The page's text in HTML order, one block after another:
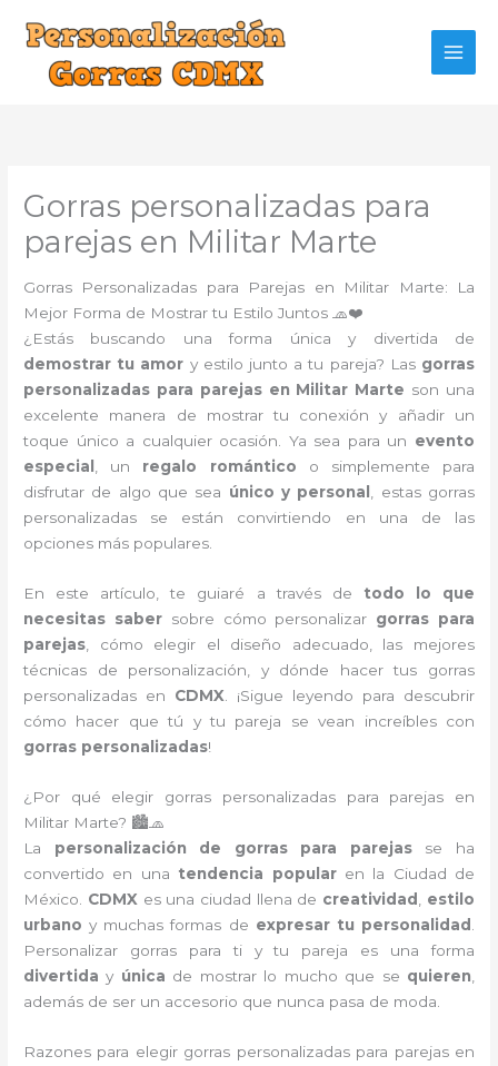
contenido
Gorras personalizadas para
parejas en Militar Marte
Gorras Personalizadas para Parejas en Militar Marte: La
Mejor Forma de Mostrar tu Estilo Juntos 🧢❤️
¿Estás buscando una forma única y divertida de
demostrar tu amor y estilo junto a tu pareja? Las gorras
personalizadas para parejas en Militar Marte son una
excelente manera de mostrar tu conexión y añadir un
toque único a cualquier ocasión. Ya sea para un evento
especial , un regalo romántico o simplemente para
disfrutar de algo que sea único y personal , estas gorras
personalizadas se están convirtiendo en una de las
opciones más populares.
En este artículo, te guiaré a través de todo lo que
necesitas sabersobre cómo personalizar gorras para
parejas , cómo elegir el diseño adecuado, las mejores
técnicas de personalización, y dónde hacer tus gorras
personalizadas en CDMX . ¡Sigue leyendo para descubrir
cómo hacer que tú y tu pareja se vean increíbles con
gorras personalizadas!
¿Por qué elegir gorras personalizadas para parejas en
Militar Marte? 🏙️🧢
La personalización de gorras para parejasse ha
convertido en una tendencia popularen la Ciudad de
México. CDMX es una ciudad llena de creatividad
estilo
urbano y muchas formas de expresar tu personalidad
Personalizar gorras para ti y tu pareja es una forma
divertida y única de mostrar lo mucho que se quieren
además de ser un accesorio que nunca pasa de moda.
Razones para elegir gorras personalizadas para parejas en